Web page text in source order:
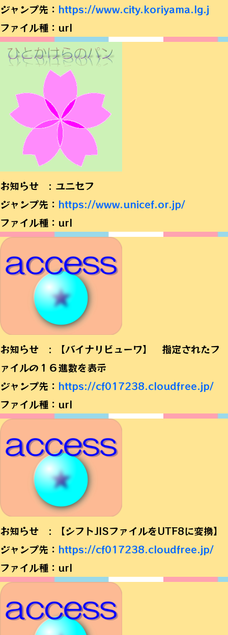
ジャンプ先： https://www.city.koriyama.lg.j
ファイル種：url
お知らせ : ユニセフ
ジャンプ先： https://www.unicef.or.jp/
ファイル種：url
お知らせ : 【バイナリビューワ】 指定されたフ
ァイルの１６進数を表示
ジャンプ先： https://cf017238.cloudfree.jp/
ファイル種：url
お知らせ : 【シフトJISファイルをUTF8に変換】
ジャンプ先： https://cf017238.cloudfree.jp/
ファイル種：url